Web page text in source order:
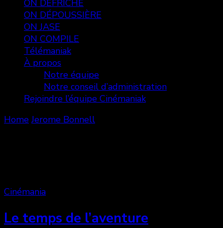
ON DÉFRICHE
ON DÉPOUSSIÈRE
ON JASE
ON COMPILE
Télémaniak
À propos
Notre équipe
Notre conseil d’administration
Rejoindre l’équipe Cinémaniak
Home Jerome Bonnell
Cinémania
Le temps de l’aventure